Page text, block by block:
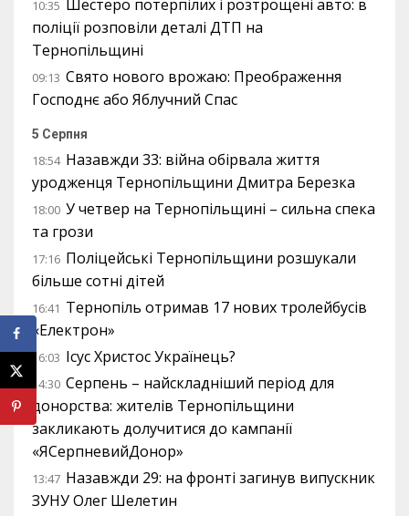
10:35 Шестеро потерпілих і розтрощені авто: в
поліції розповіли деталі ДТП на
Тернопільщині
09:13 Свято нового врожаю: Преображення
Господнє або Яблучний Спас
5 Серпня
18:54 Назавжди 33: війна обірвала життя
уродженця Тернопільщини Дмитра Березка
18:00 У четвер на Тернопільщині – сильна спека
та грози
17:16 Поліцейські Тернопільщини розшукали
більше сотні дітей
16:41 Тернопіль отримав 17 нових тролейбусів
«Електрон»
16:03 Ісус Христос Українець?
14:30 Серпень – найскладніший період для
донорства: жителів Тернопільщини
закликають долучитися до кампанії
«ЯСерпневийДонор»
13:47 Назавжди 29: на фронті загинув випускник
ЗУНУ Олег Шелетин